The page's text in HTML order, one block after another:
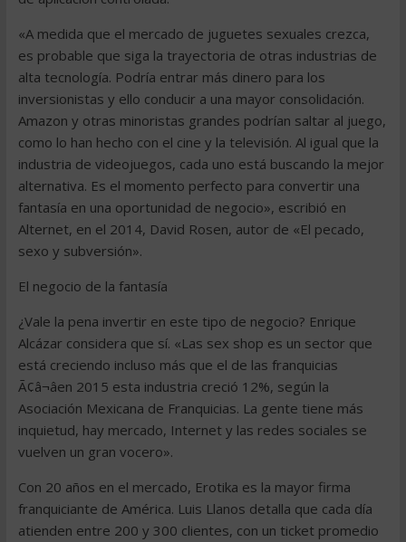
«A medida que el mercado de juguetes sexuales crezca,
es probable que siga la trayectoria de otras industrias de
alta tecnología. Podría entrar más dinero para los
inversionistas y ello conducir a una mayor consolidación.
Amazon y otras minoristas grandes podrían saltar al juego,
como lo han hecho con el cine y la televisión. Al igual que la
industria de videojuegos, cada uno está buscando la mejor
alternativa. Es el momento perfecto para convertir una
fantasía en una oportunidad de negocio», escribió en
Alternet, en el 2014, David Rosen, autor de «El pecado,
sexo y subversión».
El negocio de la fantasía
¿Vale la pena invertir en este tipo de negocio? Enrique
Alcázar considera que sí. «Las sex shop es un sector que
está creciendo incluso más que el de las franquicias
Ã¢â¬âen 2015 esta industria creció 12%, según la
Asociación Mexicana de Franquicias. La gente tiene más
inquietud, hay mercado, Internet y las redes sociales se
vuelven un gran vocero».
Con 20 años en el mercado, Erotika es la mayor firma
franquiciante de América. Luis Llanos detalla que cada día
atienden entre 200 y 300 clientes, con un ticket promedio